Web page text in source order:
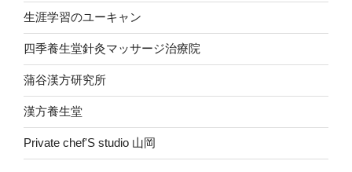
生涯学習のユーキャン
四季養生堂針灸マッサージ治療院
蒲谷漢方研究所
漢方養生堂
Private chef'S studio 山岡